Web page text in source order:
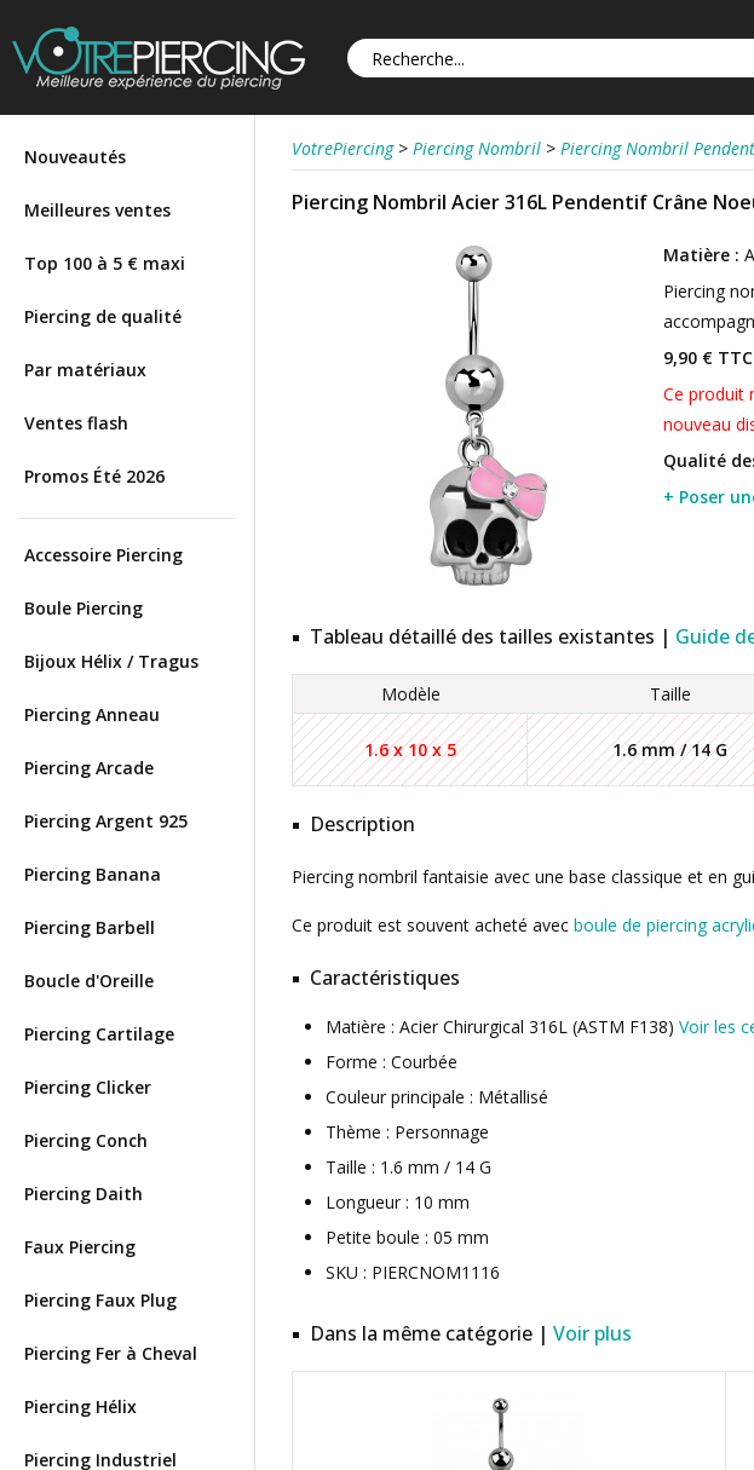
Nouveautés
Meilleures ventes
Top 100 à 5 € maxi
Piercing de qualité
Par matériaux
Ventes flash
Promos Été 2026
Accessoire Piercing
Boule Piercing
Bijoux Hélix / Tragus
Piercing Anneau
Piercing Arcade
Piercing Argent 925
Piercing Banana
Piercing Barbell
Boucle d'Oreille
Piercing Cartilage
Piercing Clicker
Piercing Conch
Piercing Daith
Faux Piercing
Piercing Faux Plug
Piercing Fer à Cheval
Piercing Hélix
Piercing Industriel
VotrePiercing > Piercing Nombril > Piercing Nombril
Piercing Nombril Acier 316L Pendentif Crâne
Matière :
Piercing
9,90 € TTC
Ce produit
nouveau
Qualité
+ Poser
Tableau détaillé des tailles existantes | Guide
Modèle Taille
1.6 x 10 x 5 1.6 mm / 14 G
Description
Piercing nombril fantaisie avec une base classique et en
Ce produit est souvent acheté avec boule de piercing
Caractéristiques
Matière : Acier Chirurgical 316L (ASTM F138) Voir les
Forme : Courbée
Couleur principale : Métallisé
Thème : Personnage
Taille : 1.6 mm / 14 G
Longueur : 10 mm
Petite boule : 05 mm
SKU : PIERCNOM1116
Dans la même catégorie | Voir plus